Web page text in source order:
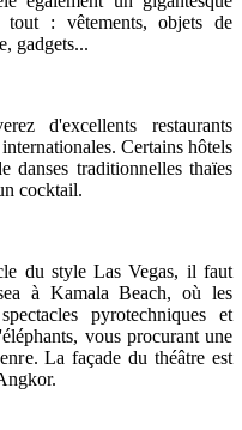
: vêtements, objets de
gadgets...
d'excellents restaurants
Certains hôtels
danses traditionnelles thaïes
cocktail.
du style Las Vegas, il faut
à Kamala Beach, où les
pyrotechniques et
vous procurant une
La façade du théâtre est